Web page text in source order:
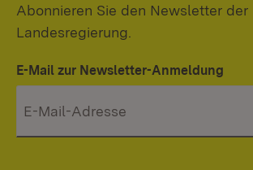
Abonnieren Sie den Newsletter der
Landesregierung.
E-Mail zur Newsletter-Anmeldung